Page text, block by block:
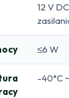
12 V
≤6 W
-40°C